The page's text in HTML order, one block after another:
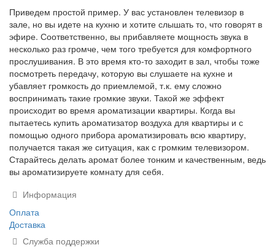
Приведем простой пример. У вас установлен телевизор в
зале, но вы идете на кухню и хотите слышать то, что говорят в
эфире. Соответственно, вы прибавляете мощность звука в
несколько раз громче, чем того требуется для комфортного
прослушивания. В это время кто-то заходит в зал, чтобы тоже
посмотреть передачу, которую вы слушаете на кухне и
убавляет громкость до приемлемой, т.к. ему сложно
воспринимать такие громкие звуки. Такой же эффект
происходит во время ароматизации квартиры. Когда вы
пытаетесь купить ароматизатор воздуха для квартиры и с
помощью одного прибора ароматизировать всю квартиру,
получается такая же ситуация, как с громким телевизором.
Старайтесь делать аромат более тонким и качественным, ведь
вы ароматизируете комнату для себя.
Информация
Оплата
Доставка
Служба поддержки